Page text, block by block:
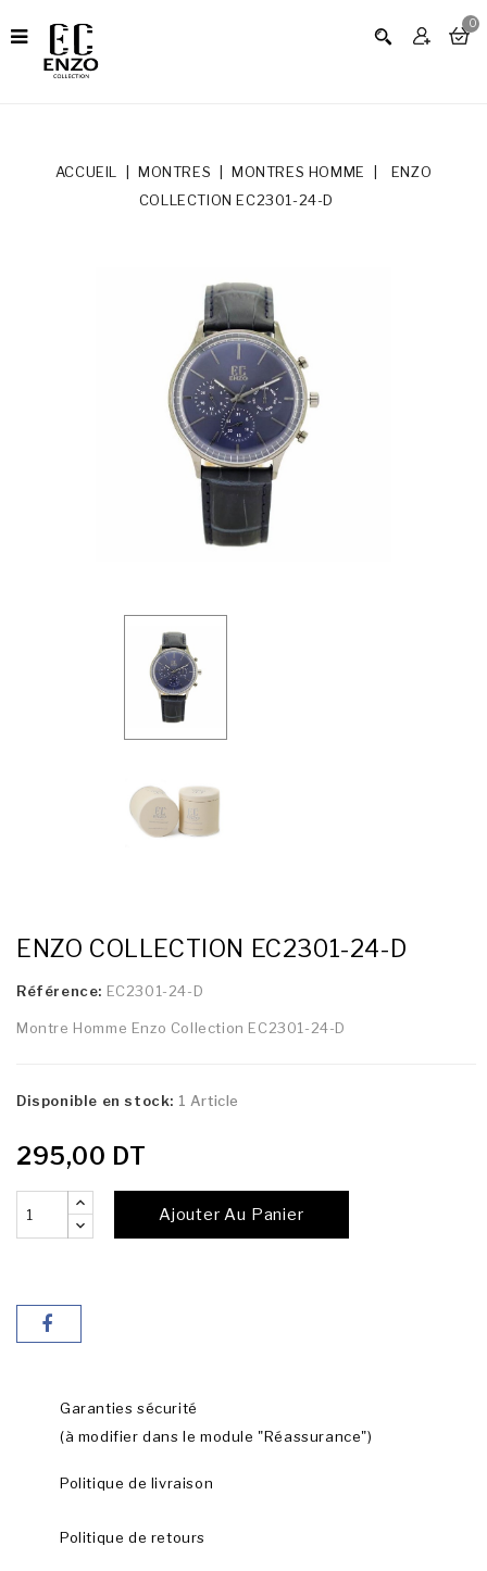
0
ACCUEIL MONTRES MONTRES HOMME
ENZO
COLLECTION EC2301-24-D
ENZO COLLECTION EC2301-24-D
Référence: EC2301-24-D
Montre Homme Enzo Collection EC2301-24-D
Disponible en stock: 1 Article
295,00 DT
Ajouter Au Panier
Garanties sécurité
(à modifier dans le module "Réassurance")
Politique de livraison
Politique de retours